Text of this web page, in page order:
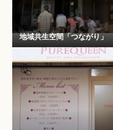
地域共生空間「つながり」